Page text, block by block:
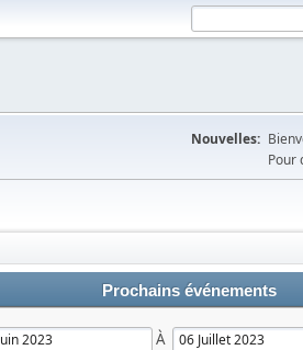
Nouvelles:
Pour
Prochains événements
À